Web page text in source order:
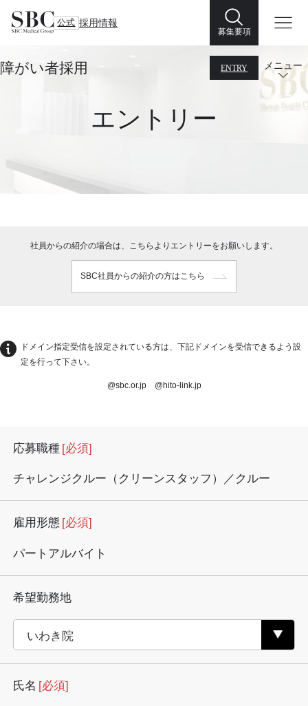
公式 採用情報
募集要項
障がい者採用 ENTRY メニュー
エントリー
社員からの紹介の場合は、こちらよりエントリーをお願いします。
SBC社員からの紹介の方はこちら
ドメイン指定受信を設定されている方は、下記ドメインを受信できるよう設
定を行って下さい。
@sbc.or.jp @hito-link.jp
応募職種 [必須]
チャレンジクルー（クリーンスタッフ）／クルー
雇用形態 [必須]
パートアルバイト
希望勤務地
氏名 [必須]